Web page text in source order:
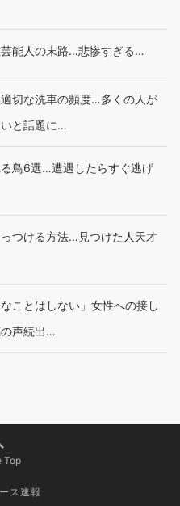
能人の末路…悲惨すぎる…
切な洗車の頻度…多くの人が
と話題に…
鳥6選…遭遇したらすぐ逃げ
つける方法…見つけた人天才
ことはしない」女性への接し
声続出…
Top
ス速報